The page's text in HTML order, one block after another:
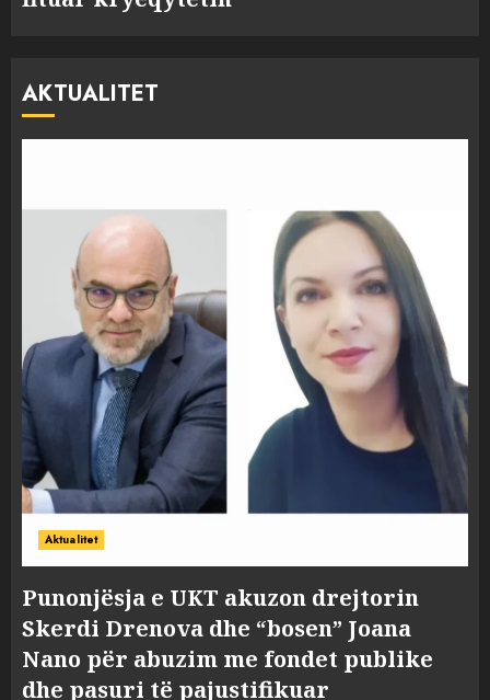
AKTUALITET
Aktualitet
Punonjësja e UKT akuzon drejtorin
Skerdi Drenova dhe “bosen” Joana
Nano për abuzim me fondet publike
dhe pasuri të pajustifikuar